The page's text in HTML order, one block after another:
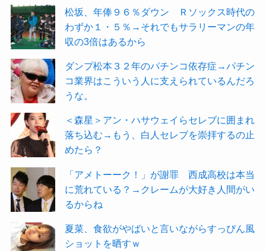
松坂、年俸９６％ダウン Ｒソックス時代の
わずか１・５％→それでもサラリーマンの年
収の3倍はあるから
ダンプ松本３２年のパチンコ依存症→パチン
コ業界はこういう人に支えられているんだろ
うな。
＜森星＞アン・ハサウェイらセレブに囲まれ
落ち込む→もう、白人セレブを崇拝するの止
めたら？
「アメトーーク！」が謝罪 西成高校は本当
に荒れている？→クレームが大好き人間がい
るからね
夏菜、食欲がやばいと言いながらすっぴん風
ショットを晒すｗ